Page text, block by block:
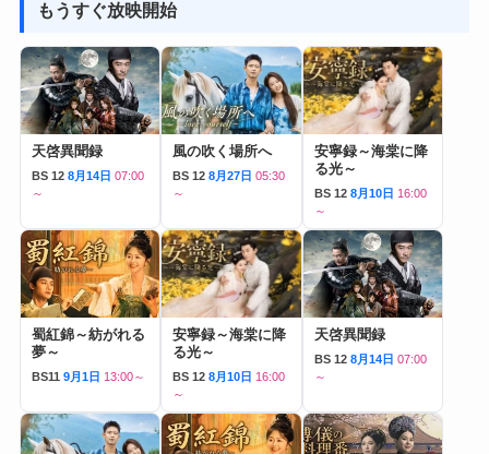
もうすぐ放映開始
天啓異聞録
BS 12 8月14日 07:00
～
風の吹く場所へ
BS 12 8月27日 05:30
～
安寧録～海棠に降
る光～
BS 12 8月10日 16:00
～
蜀紅錦～紡がれる
夢～
BS11 9月1日 13:00～
安寧録～海棠に降
る光～
BS 12 8月10日 16:00
～
天啓異聞録
BS 12 8月14日 07:00
～